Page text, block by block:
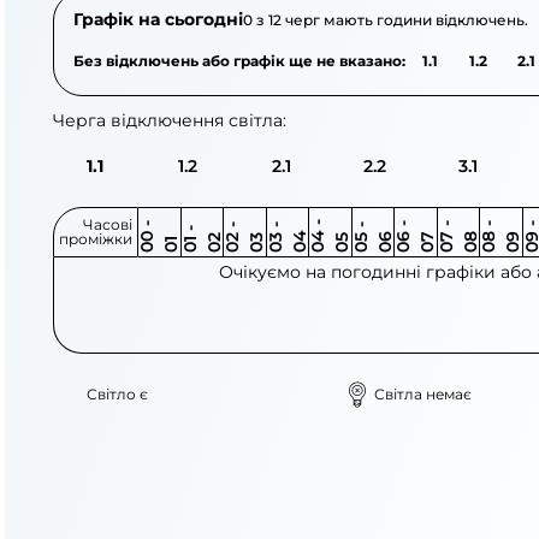
Графік на сьогодні0 з 12 черг мають години відключень.
Без відключень або графік ще не вказано: 1.1 1.2 2.1
Черга відключення світла:
1.1 1.2 2.1 2.2 3.1
Часові
проміжки 0
0
-
0 1 0
1
-
0 2 0 2
-
0 3 0 3
-
0 4 0 4
-
0 5 0 5
-
0 6 0 6
-
0 7 0 7
-
0 8 0 8
-
0 9 0
9
-
1
Очікуємо на погодинні графіки
Світло є Світла немає